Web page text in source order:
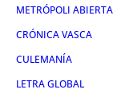
METRÓPOLI ABIERTA
CRÓNICA VASCA
CULEMANÍA
LETRA GLOBAL